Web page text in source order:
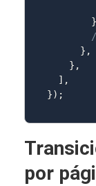
}
} ,
} ,
] ,
}) ;
por